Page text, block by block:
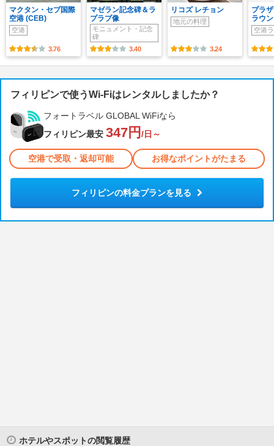
マクタン・セブ国際
空港 (CEB)
空港
3.76
マゼラン記念碑＆ラ
プラプ像
モニュメント・記念
碑
3.40
リコズ レチョン
地元の料理
3.24
プラ
ラウ
空港
フィリピンで使うWi-Fiはレンタルしましたか？
フォートラベル GLOBAL WiFiなら
フィリピン最安 347円 /日～
空港で受取・返却可能 お得なポイントがたまる
フィリピンの料金プランを見る
ホテルやスポットの閲覧履歴